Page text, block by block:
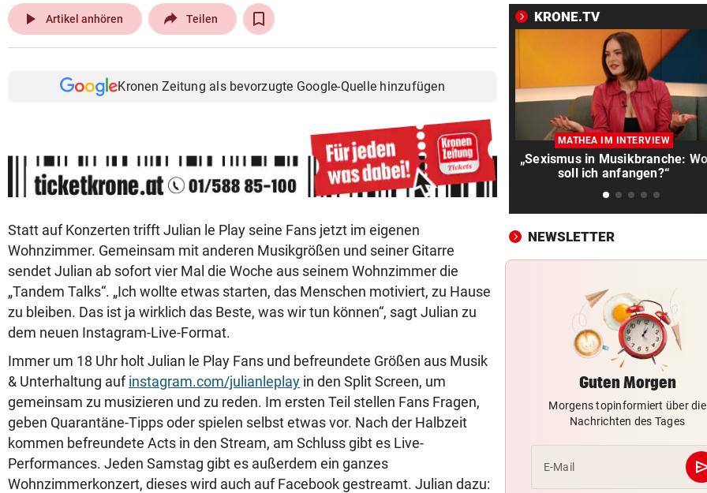
play_arrow Artikel anhören Teilen
Kronen Zeitung als bevorzugte Google-Quelle hinzufügen
Statt auf Konzerten trifft Julian le Play seine Fans jetzt im eigenen
Wohnzimmer. Gemeinsam mit anderen Musikgrößen und seiner Gitarre
sendet Julian ab sofort vier Mal die Woche aus seinem Wohnzimmer die
„Tandem Talks“. „Ich wollte etwas starten, das Menschen motiviert, zu Hause
zu bleiben. Das ist ja wirklich das Beste, was wir tun können“, sagt Julian zu
dem neuen Instagram-Live-Format.
Immer um 18 Uhr holt Julian le Play Fans und befreundete Größen aus Musik
& Unterhaltung aufinstagram.com/julianleplay in den Split Screen, um
gemeinsam zu musizieren und zu reden. Im ersten Teil stellen Fans Fragen,
geben Quarantäne-Tipps oder spielen selbst etwas vor. Nach der Halbzeit
kommen befreundete Acts in den Stream, am Schluss gibt es Live-
Performances. Jeden Samstag gibt es außerdem ein ganzes
Wohnzimmerkonzert, dieses wird auch auf Facebook gestreamt. Julian dazu:
verletztem Wanderer
ABREISE AUS SAALFELDEN vor
RB-Star verabschiedet sich:
Rekorddeal steht bevor
EIN STÜRMER FEHLT vor
Was die Austria heute in
Rumänien erwartet
Sabitzer heiß begehrt – wird
zum Knackpunkt?
NÄCHSTE ABHÖR-AFFÄRE: vor
Lederer aussitzen
OSV-DUO IN PARIS vor
Knoll und Lotfi ziehen vom
ins EM-Finale ein
PLUS FÜNF PROZENT vor
Goldpreis legte diese Woche
neuen Höhenflug hin
vor
KRONE.TV
MATHEA IM INTERVIEW
„Sexismus in Musikbranche: Wo
soll ich anfangen?“
NEWSLETTER
Guten Morgen
Morgens topinformiert über die
Nachrichten des Tages
E-Mail